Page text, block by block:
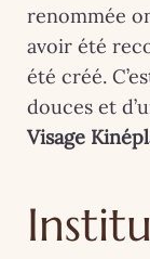
renommée
avoir été
été créé.
douces et
Visage